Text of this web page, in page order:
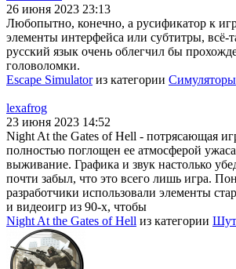
26 июня 2023 23:13
Любопытно, конечно, а русификатор к
элементы интерфейса или субтитры, всё-
русский язык очень облегчил бы
головоломки.
Escape Simulatorиз категории Симуляторы
lexafrog
23 июня 2023 14:52
Night At the Gates of Hell - потрясающая
полностью поглощен ее атмосферой
выживание. Графика и звук настолько
почти забыл, что это всего лишь игра.
разработчики использовали элементы
и видеоигр из 90-х, чтобы
Night At the Gates of Hell из категории